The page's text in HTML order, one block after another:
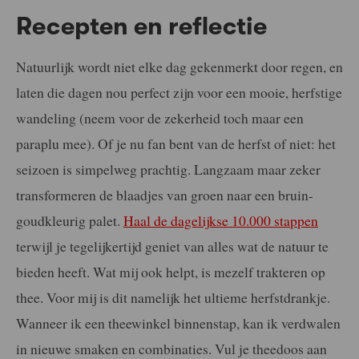
Recepten en reflectie
Natuurlijk wordt niet elke dag gekenmerkt door regen, en
laten die dagen nou perfect zijn voor een mooie, herfstige
wandeling (neem voor de zekerheid toch maar een
paraplu mee). Of je nu fan bent van de herfst of niet: het
seizoen is simpelweg prachtig. Langzaam maar zeker
transformeren de blaadjes van groen naar een bruin-
goudkleurig palet. Haal de dagelijkse 10.000 stappen
terwijl je tegelijkertijd geniet van alles wat de natuur te
bieden heeft. Wat mij ook helpt, is mezelf trakteren op
thee. Voor mij is dit namelijk het ultieme herfstdrankje.
Wanneer ik een theewinkel binnenstap, kan ik verdwalen
in nieuwe smaken en combinaties. Vul je theedoos aan